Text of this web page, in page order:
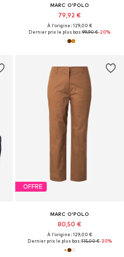
MARC O'POLO
79,92 €
À l'origine : 129,00 €
Dernier prix le plus bas :99,90 €-20%
OFFRE
MARC O'POLO
80,50 €
À l'origine : 129,00 €
Dernier prix le plus bas :115,00 €-30%